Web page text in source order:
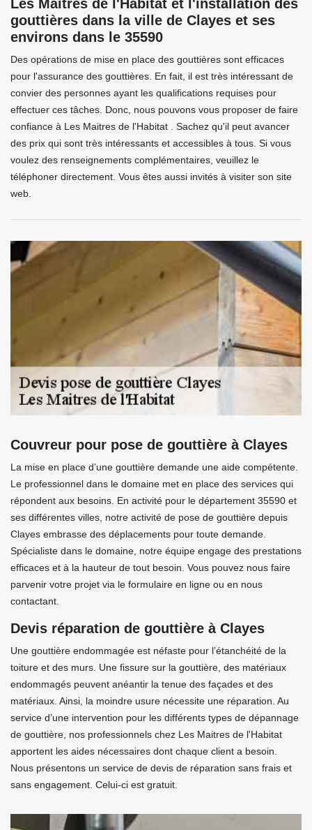
Les Maitres de l'Habitat et l'installation des
gouttières dans la ville de Clayes et ses
environs dans le 35590
Des opérations de mise en place des gouttières sont efficaces
pour l'assurance des gouttières. En fait, il est très intéressant de
convier des personnes ayant les qualifications requises pour
effectuer ces tâches. Donc, nous pouvons vous proposer de faire
confiance à Les Maitres de l'Habitat . Sachez qu'il peut avancer
des prix qui sont très intéressants et accessibles à tous. Si vous
voulez des renseignements complémentaires, veuillez le
téléphoner directement. Vous êtes aussi invités à visiter son site
web.
Couvreur pour pose de gouttière à Clayes
La mise en place d’une gouttière demande une aide compétente.
Le professionnel dans le domaine met en place des services qui
répondent aux besoins. En activité pour le département 35590 et
ses différentes villes, notre activité de pose de gouttière depuis
Clayes embrasse des déplacements pour toute demande.
Spécialiste dans le domaine, notre équipe engage des prestations
efficaces et à la hauteur de tout besoin. Vous pouvez nous faire
parvenir votre projet via le formulaire en ligne ou en nous
contactant.
Devis réparation de gouttière à Clayes
Une gouttière endommagée est néfaste pour l’étanchéité de la
toiture et des murs. Une fissure sur la gouttière, des matériaux
endommagés peuvent anéantir la tenue des façades et des
matériaux. Ainsi, la moindre usure nécessite une réparation. Au
service d’une intervention pour les différents types de dépannage
de gouttière, nos professionnels chez Les Maitres de l'Habitat
apportent les aides nécessaires dont chaque client a besoin.
Nous présentons un service de devis de réparation sans frais et
sans engagement. Celui-ci est gratuit.